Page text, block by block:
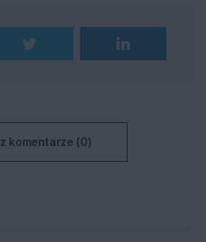
komentarze (0)